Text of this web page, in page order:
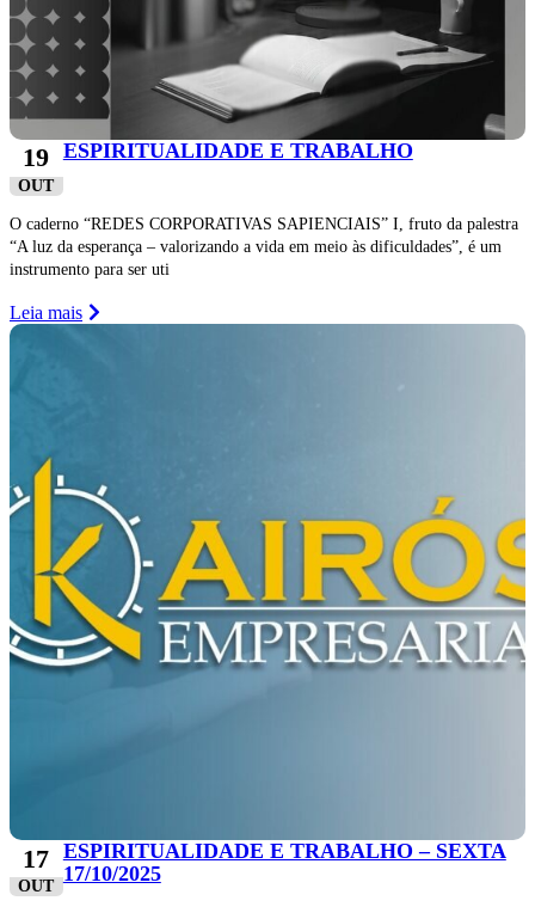
19
OUT
ESPIRITUALIDADE E TRABALHO
O caderno “REDES CORPORATIVAS SAPIENCIAIS” I, fruto da palestra
“A luz da esperança – valorizando a vida em meio às dificuldades”, é um
instrumento para ser uti
Leia mais
17
OUT
ESPIRITUALIDADE E TRABALHO – SEXTA
17/10/2025